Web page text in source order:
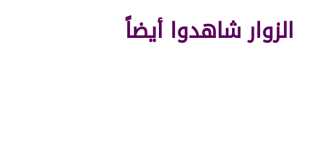
الزوار شاهدوا أيضاً